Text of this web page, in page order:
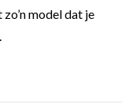
model dat je